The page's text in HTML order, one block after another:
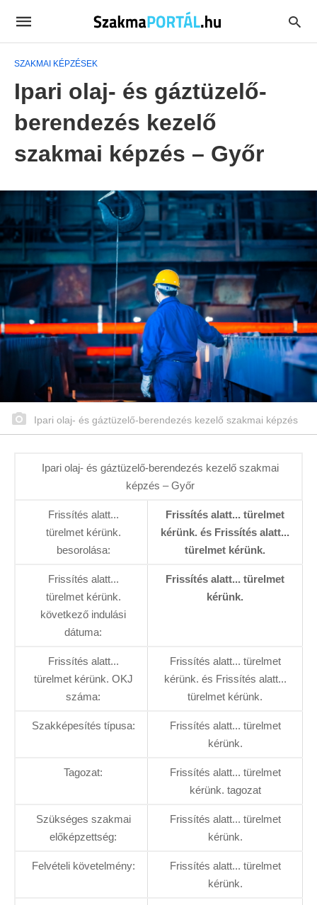
SZAKMAI KÉPZÉSEK
Ipari olaj- és gáztüzelő-
berendezés kezelő
szakmai képzés – Győr
Ipari olaj- és gáztüzelő-berendezés kezelő szakmai képzés
Ipari olaj- és gáztüzelő-berendezés kezelő szakmai
képzés – Győr
Frissítés alatt...
türelmet kérünk.
besorolása:
Frissítés alatt... türelmet
kérünk. és Frissítés alatt...
türelmet kérünk.
Frissítés alatt...
türelmet kérünk.
következő indulási
dátuma:
Frissítés alatt... türelmet
kérünk.
Frissítés alatt...
türelmet kérünk. OKJ
száma:
Frissítés alatt... türelmet
kérünk. és Frissítés alatt...
türelmet kérünk.
Szakképesítés típusa:
Frissítés alatt... türelmet
kérünk.
Tagozat:
Frissítés alatt... türelmet
kérünk. tagozat
Szükséges szakmai
előképzettség:
Frissítés alatt... türelmet
kérünk.
Felvételi követelmény:
Frissítés alatt... türelmet
kérünk.